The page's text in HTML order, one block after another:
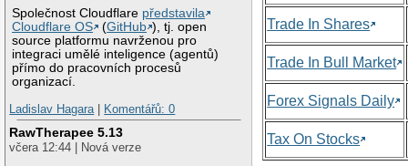
Společnost Cloudflare představila
Cloudflare OS
(GitHub ), tj. open
source platformu navrženou pro
integraci umělé inteligence (agentů)
přímo do pracovních procesů
organizací.
Ladislav Hagara
Komentářů: 0
RawTherapee 5.13
včera 12:44 | Nová verze
Trade In Shares
Trade In Bull Market
Forex Signals Daily
Tax On Stocks